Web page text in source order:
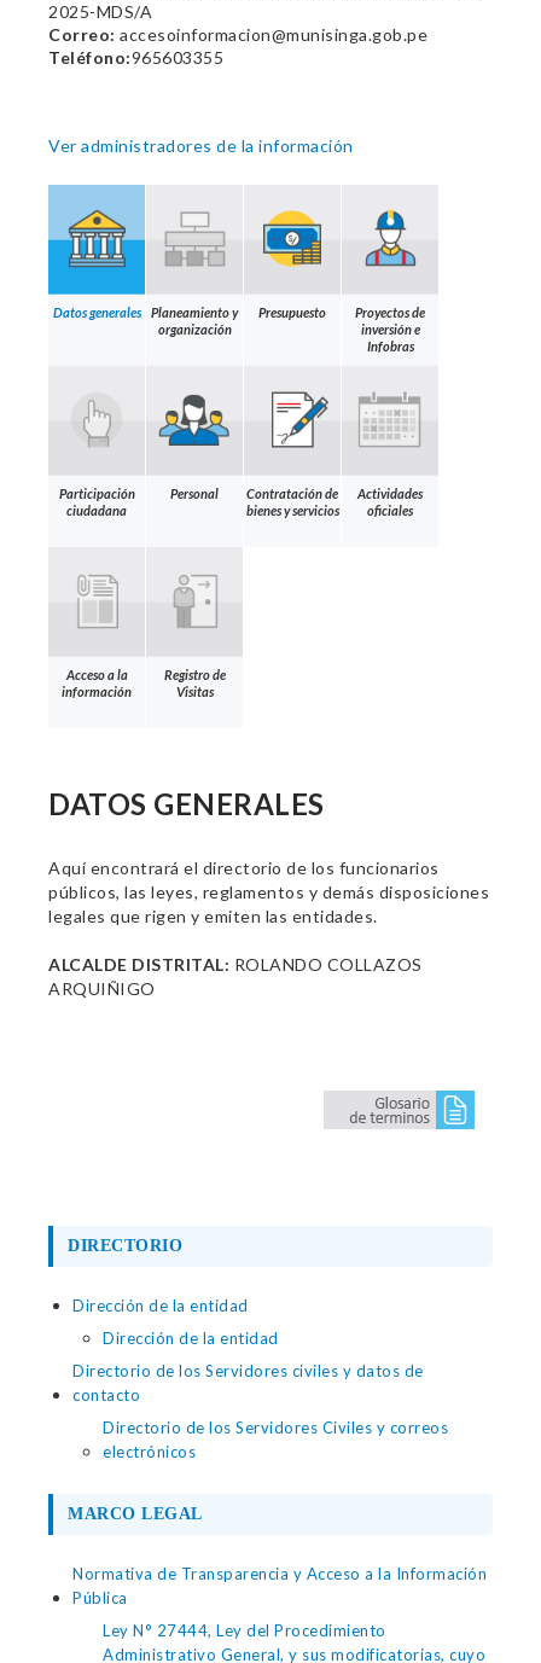
2025-MDS/A
Correo: accesoinformacion@munisinga.gob.pe
Teléfono:965603355
Ver administradores de la información
Datos generales
Planeamiento y
organización
Presupuesto
Proyectos de
inversión e
Infobras
Participación
ciudadana
Personal
Contratación de
bienes y servicios
Actividades
oficiales
Acceso a la
información
Registro de
Visitas
DATOS GENERALES
Aquí encontrará el directorio de los funcionarios
públicos, las leyes, reglamentos y demás disposiciones
legales que rigen y emiten las entidades.
ALCALDE DISTRITAL: ROLANDO COLLAZOS
ARQUIÑIGO
DIRECTORIO
Dirección de la entidad
Dirección de la entidad
Directorio de los Servidores civiles y datos de
contacto
Directorio de los Servidores Civiles y correos
electrónicos
MARCO LEGAL
Normativa de Transparencia y Acceso a la Información
Pública
Ley N° 27444, Ley del Procedimiento
Administrativo General, y sus modificatorias, cuyo